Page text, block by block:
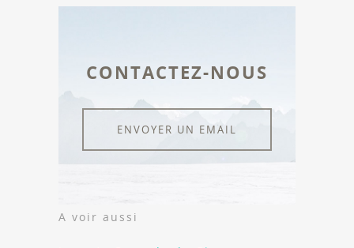
CONTACTEZ-NOUS
ENVOYER UN EMAIL
A voir aussi